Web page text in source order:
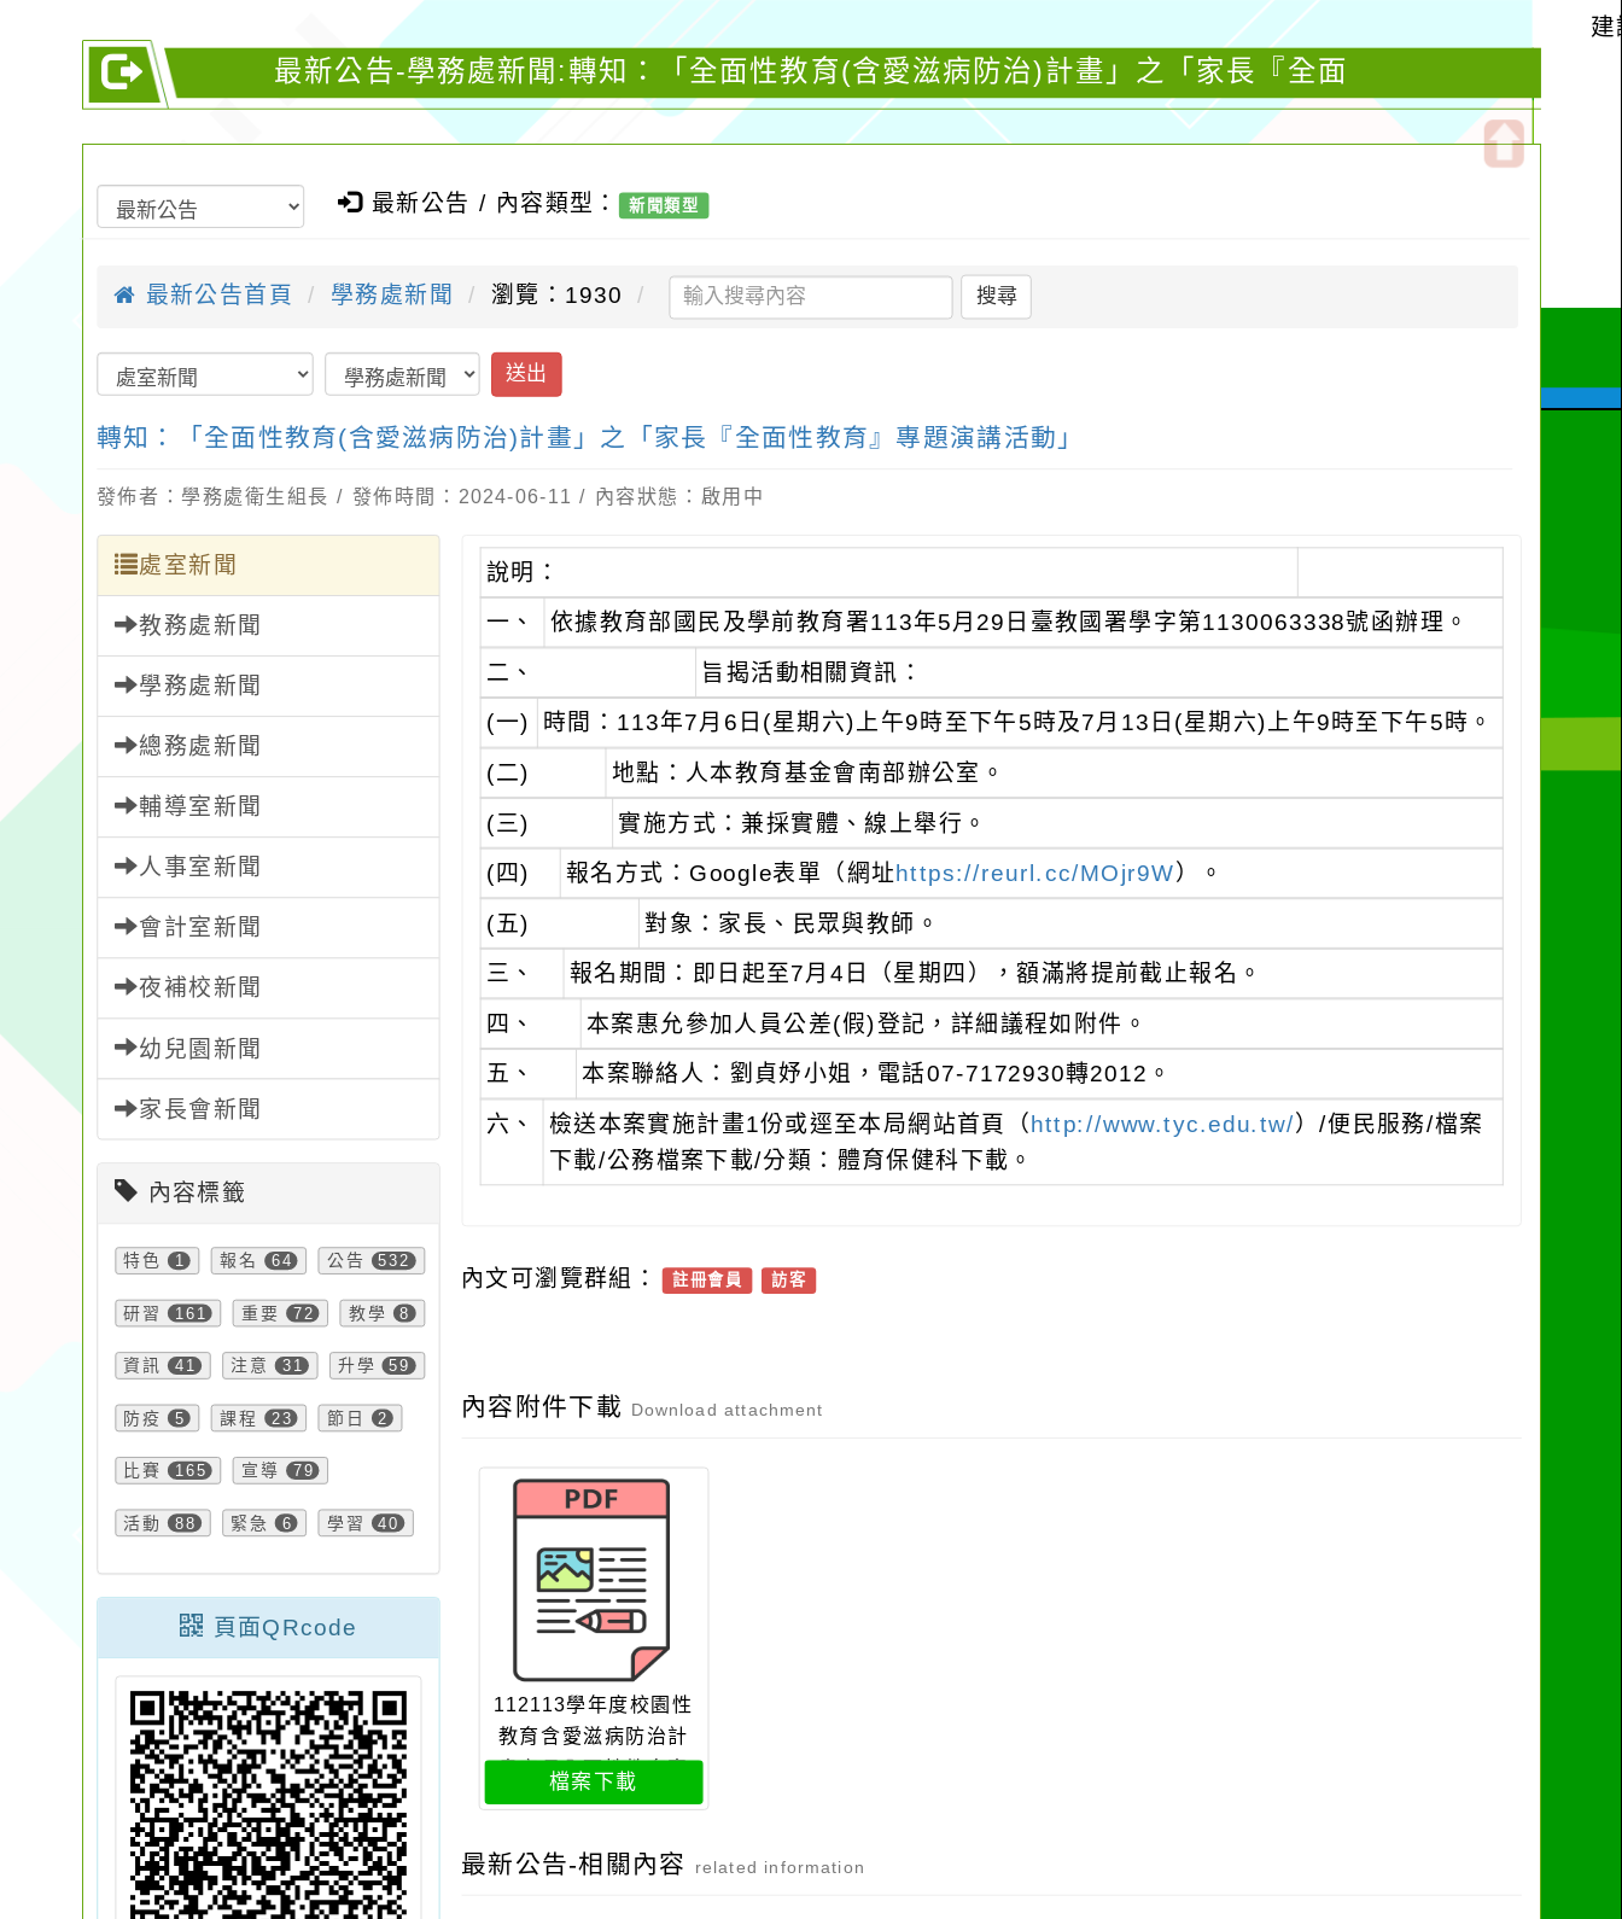
最新公告-學務處新聞:轉知：「全面性教育(含愛滋病防治)計畫」之「家長『全面
最新公告 / 內容類型： 新聞類型
最新公告首頁 學務處新聞 瀏覽：1930 搜尋
送出
轉知：「全面性教育(含愛滋病防治)計畫」之「家長『全面性教育』專題演講活動」
發佈者：學務處衛生組長 / 發佈時間：2024-06-11 / 內容狀態：啟用中
處室新聞
教務處新聞
學務處新聞
總務處新聞
輔導室新聞
人事室新聞
會計室新聞
夜補校新聞
幼兒園新聞
家長會新聞
內容標籤
特色 1 報名 64 公告 532
研習 161 重要 72 教學 8
資訊 41 注意 31 升學 59
防疫 5 課程 23 節日 2
比賽 165 宣導 79
活動 88 緊急 6 學習 40
頁面QRcode
說明：
一、 依據教育部國民及學前教育署113年5月29日臺教國署學字第1130063338號函辦理。
二、
旨揭活動相關資訊：
(一)
時間：113年7月6日(星期六)上午9時至下午5時及7月13日(星期六)上午9時至下午5時。
(二) 地點：人本教育基金會南部辦公室。
(三)
實施方式：兼採實體、線上舉行。
(四)
報名方式：Google表單（網址 https://reurl.cc/MOjr9W）。
(五)
對象：家長、民眾與教師。
三、
報名期間：即日起至7月4日（星期四），額滿將提前截止報名。
四、
本案惠允參加人員公差(假)登記，詳細議程如附件。
五、
本案聯絡人：劉貞妤小姐，電話07-7172930轉2012。
六、
檢送本案實施計畫1份或逕至本局網站首頁（http://www.tyc.edu.tw/）/便民服務/檔案
下載/公務檔案下載/分類：體育保健科下載。
內文可瀏覽群組： 註冊會員 訪客
內容附件下載 Download attachment
112113學年度校園性
教育含愛滋病防治計
畫家長全面性教育專
題演講活動實施計畫
檔案下載
最新公告-相關內容 related information